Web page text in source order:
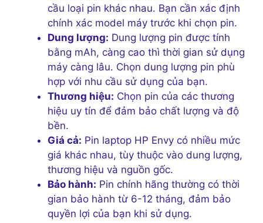
cầu loại pin khác nhau. Bạn cần xác định
chính xác model máy trước khi chọn pin.
Dung lượng: Dung lượng pin được tính
bằng mAh, càng cao thì thời gian sử dụng
máy càng lâu. Chọn dung lượng pin phù
hợp với nhu cầu sử dụng của bạn.
Thương hiệu: Chọn pin của các thương
hiệu uy tín để đảm bảo chất lượng và độ
bền.
Giá cả: Pin laptop HP Envy có nhiều mức
giá khác nhau, tùy thuộc vào dung lượng,
thương hiệu và nguồn gốc.
Bảo hành: Pin chính hãng thường có thời
gian bảo hành từ 6-12 tháng, đảm bảo
quyền lợi của bạn khi sử dụng.